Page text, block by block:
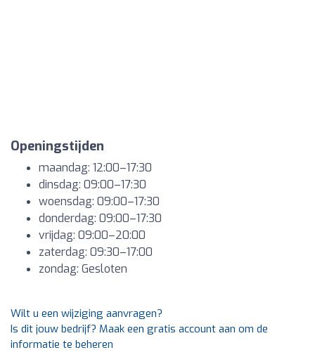
Openingstijden
maandag: 12:00–17:30
dinsdag: 09:00–17:30
woensdag: 09:00–17:30
donderdag: 09:00–17:30
vrijdag: 09:00–20:00
zaterdag: 09:30–17:00
zondag: Gesloten
Wilt u een wijziging aanvragen?
Is dit jouw bedrijf? Maak een gratis account aan om de
informatie te beheren